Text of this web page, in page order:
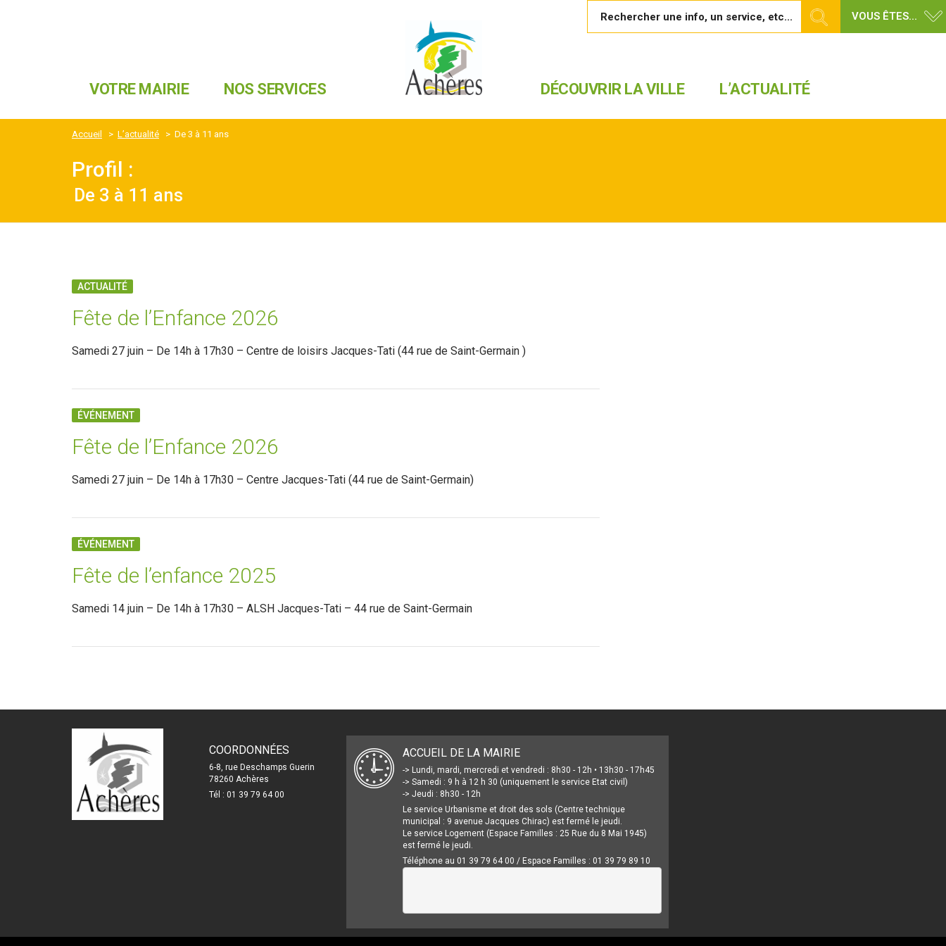
VOUS ÊTES...
VOTRE MAIRIE NOS SERVICES DÉCOUVRIR LA VILLE L’ACTUALITÉ
Accueil > L’actualité > De 3 à 11 ans
Profil :
De 3 à 11 ans
ACTUALITÉ
Fête de l’Enfance 2026
Samedi 27 juin – De 14h à 17h30 – Centre de loisirs Jacques-Tati (44 rue de Saint-Germain )
ÉVÉNEMENT
Fête de l’Enfance 2026
Samedi 27 juin – De 14h à 17h30 – Centre Jacques-Tati (44 rue de Saint-Germain)
ÉVÉNEMENT
Fête de l’enfance 2025
Samedi 14 juin – De 14h à 17h30 – ALSH Jacques-Tati – 44 rue de Saint-Germain
COORDONNÉES
6-8, rue Deschamps Guerin
78260 Achères
Tél : 01 39 79 64 00
ACCUEIL DE LA MAIRIE
-> Lundi, mardi, mercredi et vendredi : 8h30 - 12h • 13h30 - 17h45
-> Samedi : 9 h à 12 h 30 (uniquement le service Etat civil)
-> Jeudi : 8h30 - 12h
Le service Urbanisme et droit des sols (Centre technique
municipal : 9 avenue Jacques Chirac) est fermé le jeudi.
Le service Logement (Espace Familles : 25 Rue du 8 Mai 1945)
est fermé le jeudi.
Téléphone au 01 39 79 64 00 / Espace Familles : 01 39 79 89 10